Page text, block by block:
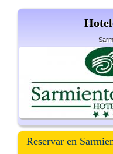
Reservar en